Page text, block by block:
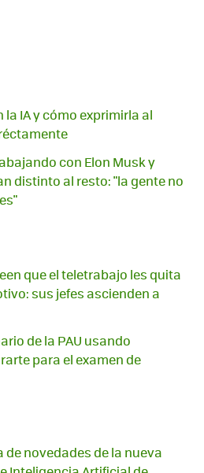
la IA y cómo exprimirla al
con Elon Musk y
distinto al resto: "la gente no
que el teletrabajo les quita
sus jefes ascienden a
de la PAU usando
para el examen de
de novedades de la nueva